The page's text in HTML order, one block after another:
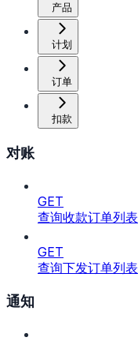
产品
计划
订单
扣款
对账
GET
查询收款订单列表
GET
查询下发订单列表
通知